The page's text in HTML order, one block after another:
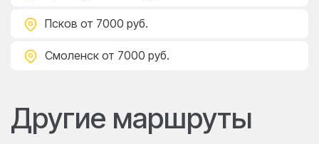
Псков от 7000 руб.
Смоленск от 7000 руб.
Другие маршруты